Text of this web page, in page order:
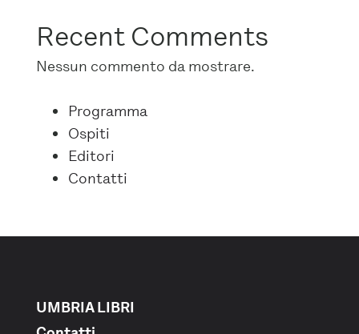
Recent Comments
Nessun commento da mostrare.
Programma
Ospiti
Editori
Contatti
UMBRIA LIBRI